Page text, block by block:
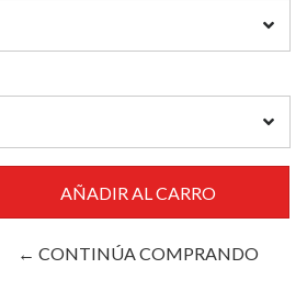
← CONTINÚA COMPRANDO